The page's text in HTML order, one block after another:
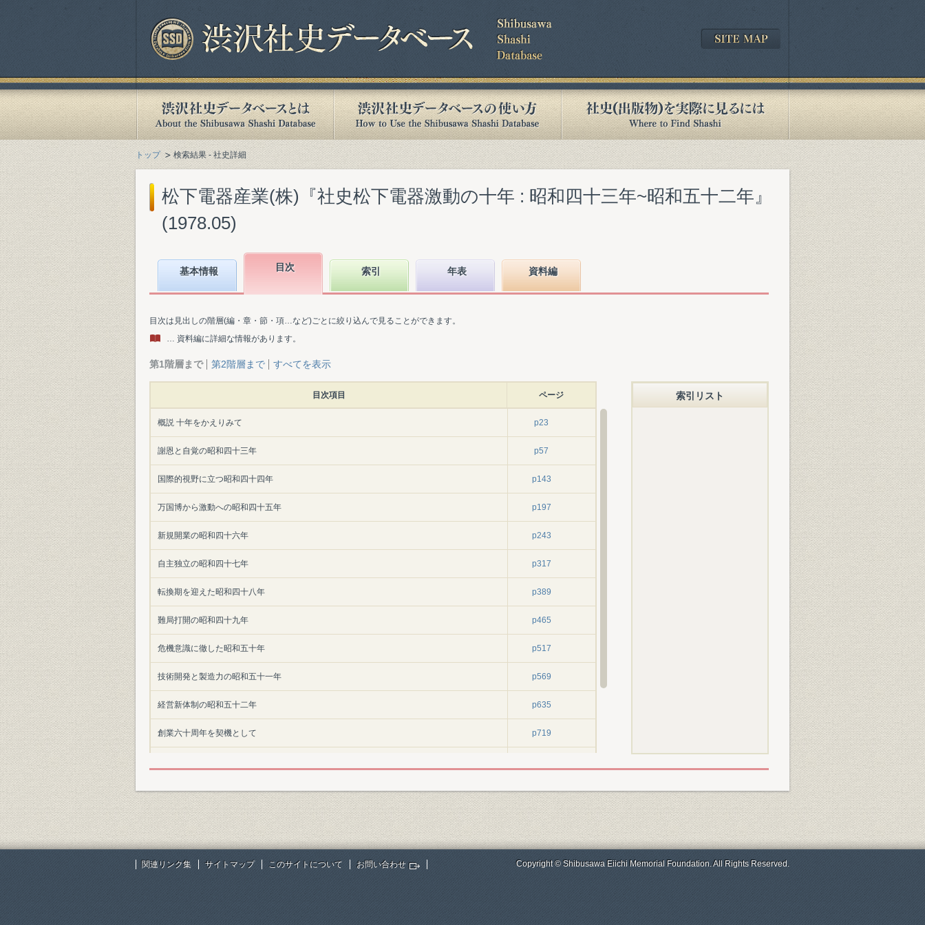
トップ 検索結果 - 社史詳細
松下電器産業(株)『社史松下電器激動の十年 : 昭和四十三年~昭和五十二年』
(1978.05)
基本情報 目次 索引 年表 資料編
目次は見出しの階層(編・章・節・項…など)ごとに絞り込んで見ることができます。
… 資料編に詳細な情報があります。
第1階層まで 第2階層まで すべてを表示
目次項目 ページ
概説 十年をかえりみて p23
謝恩と自覚の昭和四十三年 p57
国際的視野に立つ昭和四十四年 p143
万国博から激動への昭和四十五年 p197
新規開業の昭和四十六年 p243
自主独立の昭和四十七年 p317
転換期を迎えた昭和四十八年 p389
難局打開の昭和四十九年 p465
危機意識に徹した昭和五十年 p517
技術開発と製造力の昭和五十一年 p569
経営新体制の昭和五十二年 p635
創業六十周年を契機として p719
年表 〔3-〕1
索引 〔4-〕1
索引リスト
関連リンク集 サイトマップ このサイトについて お問い合わせ Copyright © Shibusawa Eiichi Memorial Foundation. All Rights Reserved.